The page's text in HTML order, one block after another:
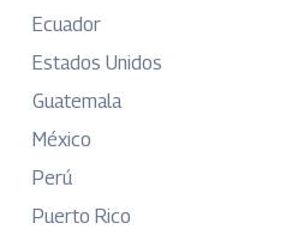
Ecuador
Estados Unidos
Guatemala
México
Perú
Puerto Rico